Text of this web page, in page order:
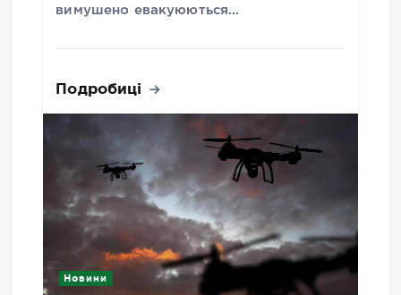
вимушено евакуюються…
Подробиці
Новини